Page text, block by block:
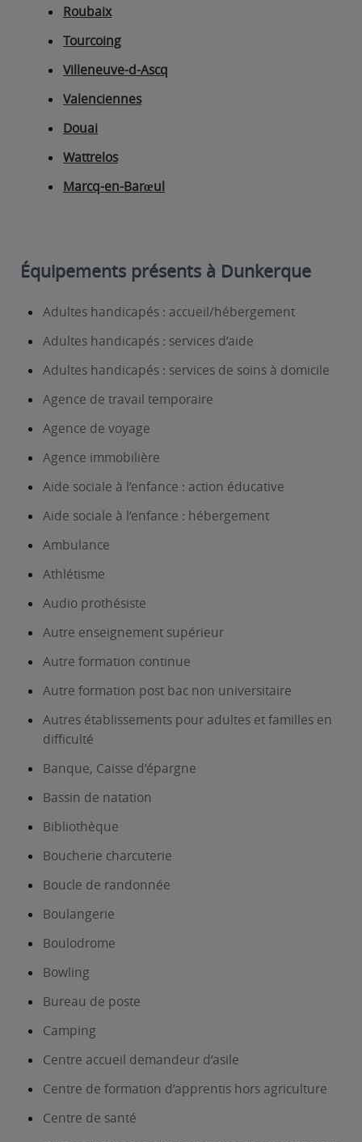
Roubaix
Tourcoing
Villeneuve-d-Ascq
Valenciennes
Douai
Wattrelos
Marcq-en-Barœul
Équipements présents à Dunkerque
Adultes handicapés : accueil/hébergement
Adultes handicapés : services d’aide
Adultes handicapés : services de soins à domicile
Agence de travail temporaire
Agence de voyage
Agence immobilière
Aide sociale à l’enfance : action éducative
Aide sociale à l’enfance : hébergement
Ambulance
Athlétisme
Audio prothésiste
Autre enseignement supérieur
Autre formation continue
Autre formation post bac non universitaire
Autres établissements pour adultes et familles en
difficulté
Banque, Caisse d’épargne
Bassin de natation
Bibliothèque
Boucherie charcuterie
Boucle de randonnée
Boulangerie
Boulodrome
Bowling
Bureau de poste
Camping
Centre accueil demandeur d’asile
Centre de formation d’apprentis hors agriculture
Centre de santé